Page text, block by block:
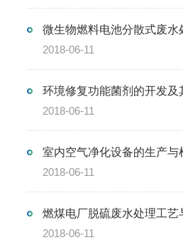
微生物燃料电池分散式废水
2018-06-11
环境修复功能菌剂的开发及
2018-06-11
室内空气净化设备的生产与
2018-06-11
燃煤电厂脱硫废水处理工艺
2018-06-11